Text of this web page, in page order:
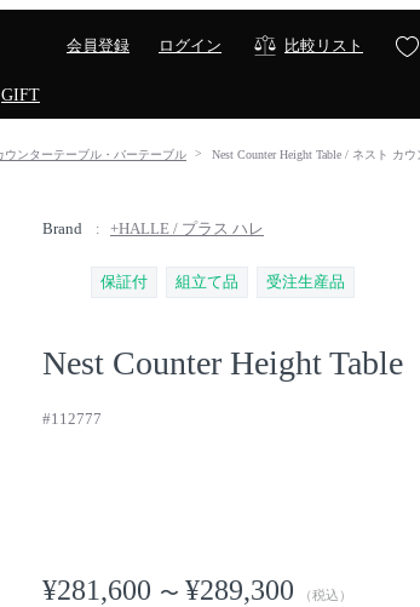
会員登録 ログイン 比較リスト
GIFT
ンターテーブル・バーテーブル Nest Counter Height Table / ネスト カ
Brand +HALLE / プラス ハレ
保証付 組立て品 受注生産品
Nest Counter Height Table
#112777
¥281,600 ¥289,300 （税込）